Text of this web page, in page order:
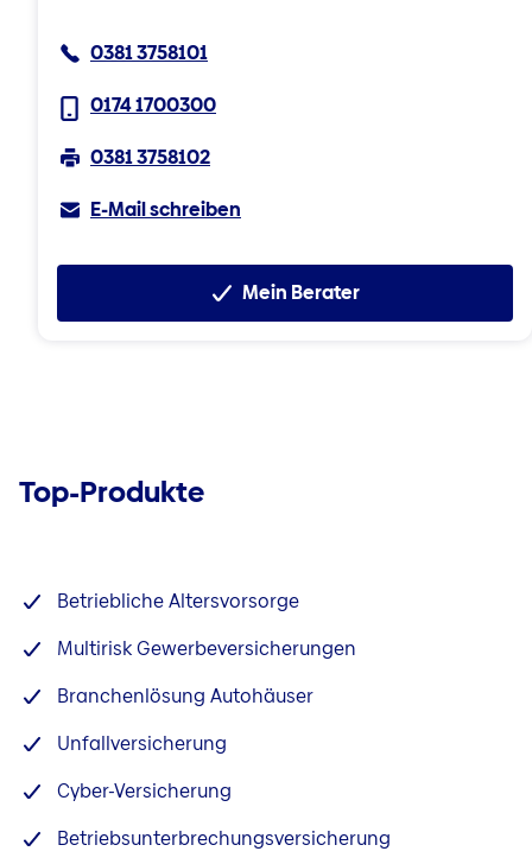
0381 3758101
0174 1700300
0381 3758102
E-Mail schreiben
Mein Berater
Top-Produkte
Betriebliche Altersvorsorge
Multirisk Gewerbeversicherungen
Branchenlösung Autohäuser
Unfallversicherung
Cyber-Versicherung
Betriebsunterbrechungsversicherung